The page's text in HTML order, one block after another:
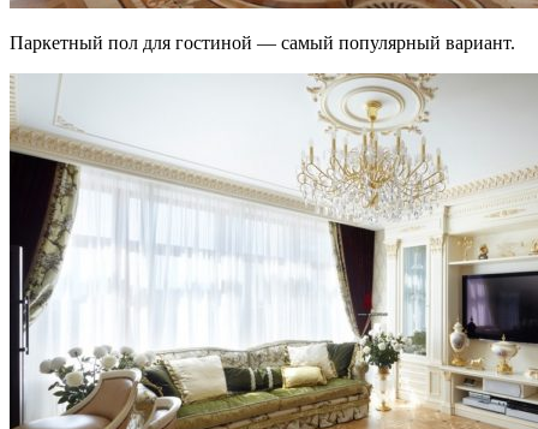
Паркетный пол для гостиной — самый популярный вариант.